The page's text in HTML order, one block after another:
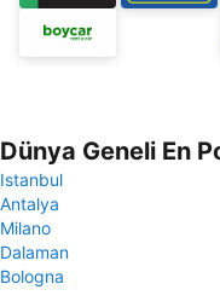
Dünya Geneli En
Istanbul
Antalya
Milano
Dalaman
Bologna